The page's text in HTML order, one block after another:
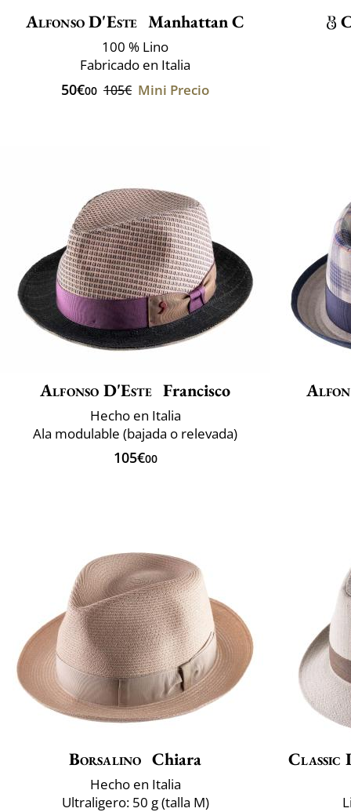
Alfonso D'Este Manhattan C
100 % Lino
Fabricado en Italia
50€00 105€ Mini Precio
Alfonso D'Este Francisco
Hecho en Italia
Ala modulable (bajada o relevada)
105€00
Borsalino Chiara
Hecho en Italia
Ultraligero: 50 g (talla M)
Classic